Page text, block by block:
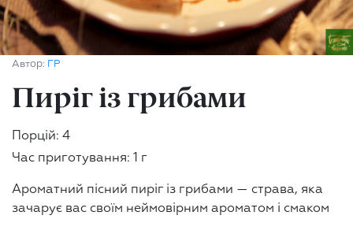
Автор: ГР
Пиріг із грибами
Порцій: 4
Час приготування: 1 г
Ароматний пісний пиріг із грибами — страва, яка
зачарує вас своїм неймовірним ароматом і смаком